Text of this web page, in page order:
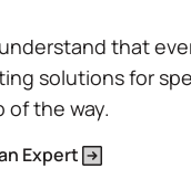
that
solutions for
of the way.
Expert